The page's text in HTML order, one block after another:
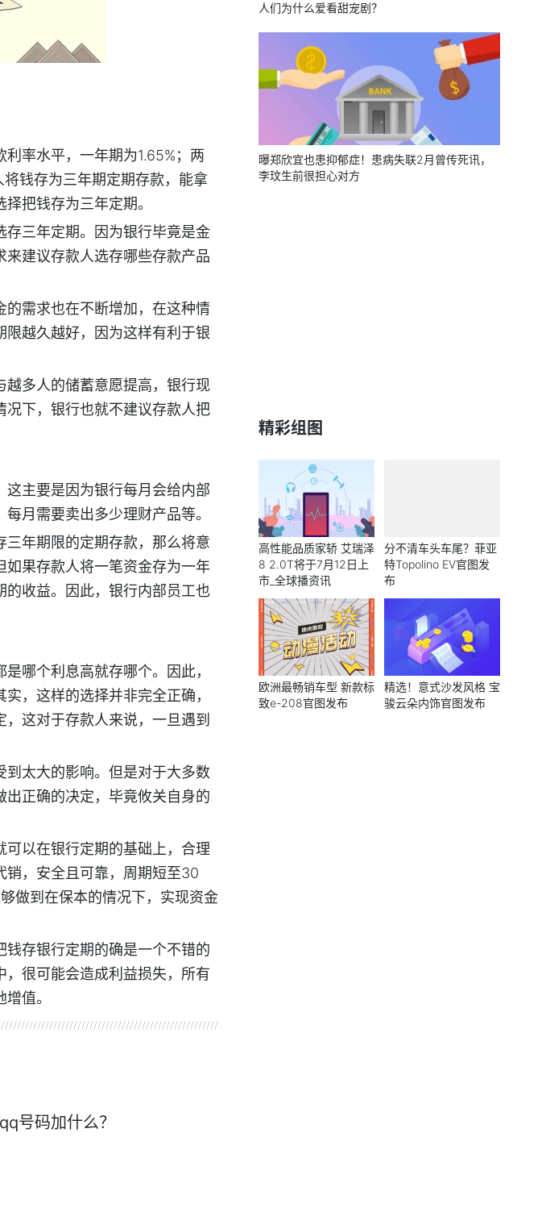
率水平，一年期为1.65%；两
钱存为三年期定期存款，能拿
把钱存为三年定期。
三年定期。因为银行毕竟是金
建议存款人选存哪些存款产品
需求也在不断增加，在这种情
越久越好，因为这样有利于银
多人的储蓄意愿提高，银行现
下，银行也就不建议存款人把
主要是因为银行每月会给内部
月需要卖出多少理财产品等。
年期限的定期存款，那么将意
果存款人将一笔资金存为一年
收益。因此，银行内部员工也
哪个利息高就存哪个。因此，
，这样的选择并非完全正确，
这对于存款人来说，一旦遇到
太大的影响。但是对于大多数
正确的决定，毕竟攸关自身的
可以在银行定期的基础上，合理
销，安全且可靠，周期短至30
做到在保本的情况下，实现资金
存银行定期的确是一个不错的
很可能会造成利益损失，所有
值。
号码加什么？
人们为什么爱看甜宠剧？
曝郑欣宜也患抑郁症！患病失联2月曾传死讯，
李玟生前很担心对方
精彩组图
高性能品质家轿 艾瑞泽
8 2.0T将于7月12日上
市_全球播资讯
分不清车头车尾？菲亚
特Topolino EV官图发
布
欧洲最畅销车型 新款标
致e-208官图发布
精选！意式沙发风格 宝
骏云朵内饰官图发布